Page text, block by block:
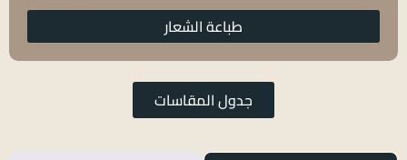
طباعة الشعار
جدول المقاسات